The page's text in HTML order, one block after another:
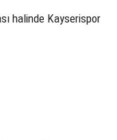
halinde Kayserispor